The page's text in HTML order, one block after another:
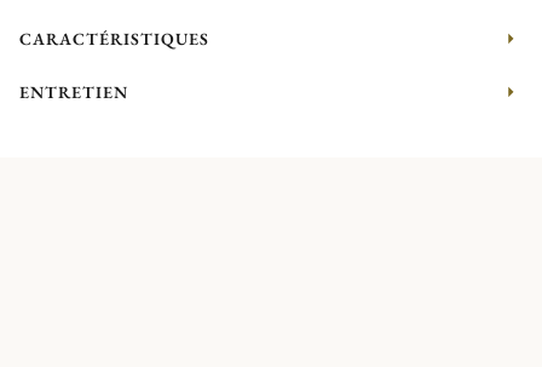
CARACTÉRISTIQUES
ENTRETIEN